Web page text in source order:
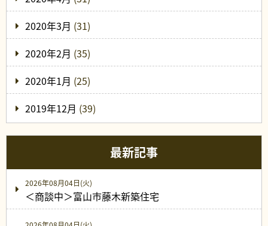
2020年3月 (31)
2020年2月 (35)
2020年1月 (25)
2019年12月 (39)
最新記事
2026年08月04日(火)
＜商談中＞富山市藤木新築住宅